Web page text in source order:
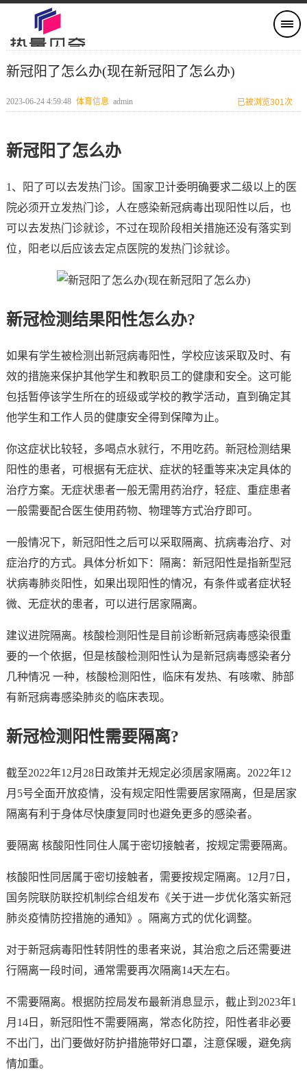
新冠阳了怎么办(现在新冠阳了怎么办)
2023-06-24 4:59:48 体育信息 admin 已被浏览301次
新冠阳了怎么办
1、阳了可以去发热门诊。国家卫计委明确要求二级以上的医
院必须开立发热门诊，人在感染新冠病毒出现阳性以后，也
可以去发热门诊就诊，不过在现阶段相关措施还没有落实到
位，阳老以后应该去定点医院的发热门诊就诊。
新冠检测结果阳性怎么办?
如果有学生被检测出新冠病毒阳性，学校应该采取及时、有
效的措施来保护其他学生和教职员工的健康和安全。这可能
包括暂停该学生所在的班级或学校的教学活动，直到确定其
他学生和工作人员的健康安全得到保障为止。
你这症状比较轻，多喝点水就行，不用吃药。新冠检测结果
阳性的患者，可根据有无症状、症状的轻重等来决定具体的
治疗方案。无症状患者一般无需用药治疗，轻症、重症患者
一般需要配合医生使用药物、物理等方式治疗即可。
一般情况下，新冠阳性之后可以采取隔离、抗病毒治疗、对
症治疗的方式。具体分析如下：隔离：新冠阳性是指新型冠
状病毒肺炎阳性，如果出现阳性的情况，有条件或者症状轻
微、无症状的患者，可以进行居家隔离。
建议进院隔离。核酸检测阳性是目前诊断新冠病毒感染很重
要的一个依据，但是核酸检测阳性认为是新冠病毒感染者分
几种情况 一种，核酸检测阳性，临床有发热、有咳嗽、肺部
有新冠病毒感染肺炎的临床表现。
新冠检测阳性需要隔离?
截至2022年12月28日政策并无规定必须居家隔离。2022年12
月5号全面开放疫情，没有规定阳性需要居家隔离，但是居家
隔离有利于身体尽快康复同时也避免更多的感染者。
要隔离 核酸阳性同住人属于密切接触者，按规定需要隔离。
核酸阳性同居属于密切接触者，需要按规定隔离。12月7日，
国务院联防联控机制综合组发布《关于进一步优化落实新冠
肺炎疫情防控措施的通知》。隔离方式的优化调整。
对于新冠病毒阳性转阴性的患者来说，其治愈之后还需要进
行隔离一段时间，通常需要再次隔离14天左右。
不需要隔离。根据防控局发布最新消息显示，截止到2023年1
月14日，新冠阳性不需要隔离，常态化防控，阳性者非必要
不出门，出门要做好防护措施带好口罩，注意保暖，避免病
情加重。